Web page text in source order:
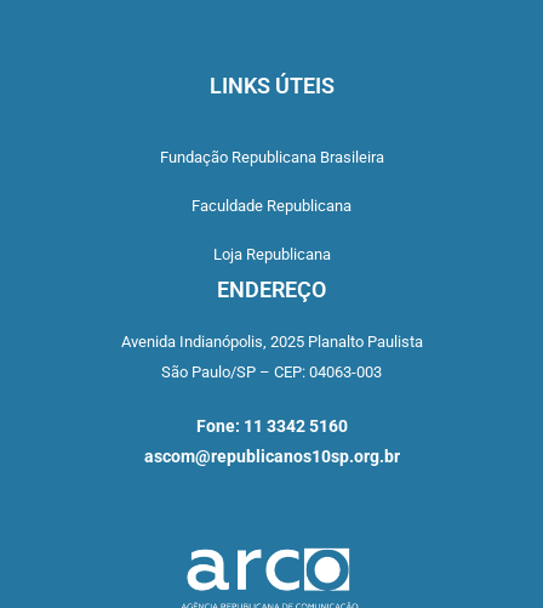
LINKS ÚTEIS
Fundação Republicana Brasileira
Faculdade Republicana
Loja Republicana
ENDEREÇO
Avenida Indianópolis, 2025 Planalto Paulista
São Paulo/SP – CEP: 04063-003
Fone: 11 3342 5160
ascom@republicanos10sp.org.br